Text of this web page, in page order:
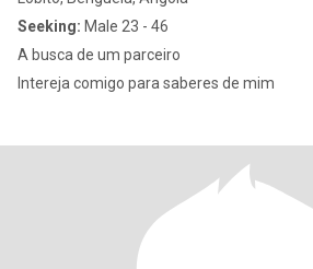
Seeking: Male 23 - 46
A busca de um parceiro
Intereja comigo para saberes de mim